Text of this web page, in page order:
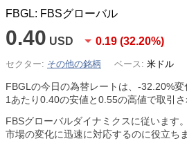
FBGL: FBSグローバル
0.40 USD 0.19 (32.20%)
セクター: その他の銘柄 ベース: 米ドル
FBGLの今日の為替レートは、 -32.20%変
1あたり0.40の安値と0.55の高値で取引さ
FBSグローバルダイナミクスに従います
市場の変化に迅速に対応するのに役立ち